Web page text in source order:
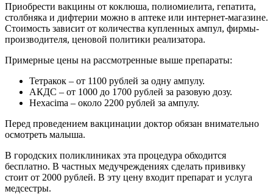
Приобрести вакцины от коклюша, полиомиелита, гепатита,
столбняка и дифтерии можно в аптеке или интернет-магазине.
Стоимость зависит от количества купленных ампул, фирмы-
производителя, ценовой политики реализатора.
Примерные цены на рассмотренные выше препараты:
Тетракок – от 1100 рублей за одну ампулу.
АКДС – от 1000 до 1700 рублей за разовую дозу.
Hexacima – около 2200 рублей за ампулу.
Перед проведением вакцинации доктор обязан внимательно
осмотреть малыша.
В городских поликлиниках эта процедура обходится
бесплатно. В частных медучреждениях сделать прививку
стоит от 2000 рублей. В эту цену входит препарат и услуга
медсестры.